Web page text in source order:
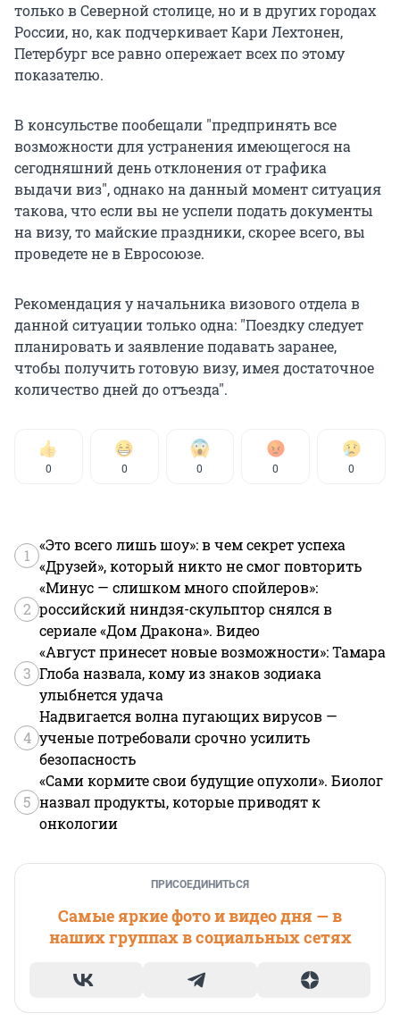
только в Северной столице, но и в других городах
России, но, как подчеркивает Кари Лехтонен,
Петербург все равно опережает всех по этому
показателю.
В консульстве пообещали "предпринять все
возможности для устранения имеющегося на
сегодняшний день отклонения от графика
выдачи виз", однако на данный момент ситуация
такова, что если вы не успели подать документы
на визу, то майские праздники, скорее всего, вы
проведете не в Евросоюзе.
Рекомендация у начальника визового отдела в
данной ситуации только одна: "Поездку следует
планировать и заявление подавать заранее,
чтобы получить готовую визу, имея достаточное
количество дней до отъезда".
0 0 0 0 0
1
«Это всего лишь шоу»: в чем секрет успеха
«Друзей», который никто не смог повторить
2
«Минус — слишком много спойлеров»:
российский ниндзя-скульптор снялся в
сериале «Дом Дракона». Видео
3
«Август принесет новые возможности»: Тамара
Глоба назвала, кому из знаков зодиака
улыбнется удача
4
Надвигается волна пугающих вирусов —
ученые потребовали срочно усилить
безопасность
5
«Сами кормите свои будущие опухоли». Биолог
назвал продукты, которые приводят к
онкологии
ПРИСОЕДИНИТЬСЯ
Самые яркие фото и видео дня — в
наших группах в социальных сетях